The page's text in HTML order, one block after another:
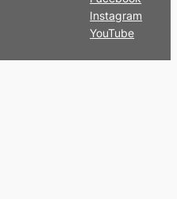
Instagram
YouTube